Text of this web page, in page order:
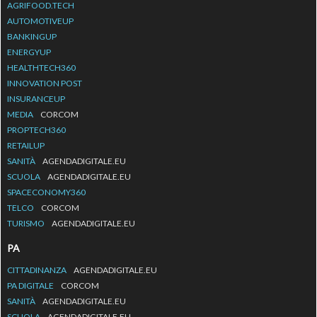
AGRIFOOD.TECH
AUTOMOTIVEUP
BANKINGUP
ENERGYUP
HEALTHTECH360
INNOVATION POST
INSURANCEUP
MEDIA
CORCOM
PROPTECH360
RETAILUP
SANITÀ
AGENDADIGITALE.EU
SCUOLA
AGENDADIGITALE.EU
SPACECONOMY360
TELCO
CORCOM
TURISMO
AGENDADIGITALE.EU
PA
CITTADINANZA
AGENDADIGITALE.EU
PA DIGITALE
CORCOM
SANITÀ
AGENDADIGITALE.EU